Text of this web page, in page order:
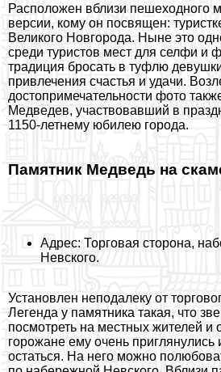
Расположен вблизи пешеходного
версии, кому он посвящен:
Великого Новгорода. Ныне это
среди туристов мест для селфи и
традиция бросать в туфлю
привлечения счастья и удачи.
достопримечательности фото
Медведев, участвовавший в
1150-летнему юбилею города.
Памятник Медведь на
Адрес: Торговая сторона,
Невского.
Установлен неподалеку от
Легенда у памятника такая, что
посмотреть на местных жителей и
горожане ему очень приглянулись
остаться. На него можно